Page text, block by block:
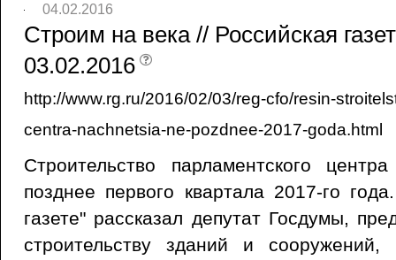
04.02.2016
Строим на века // Российская
03.02.2016
http://www.rg.ru/2016/02/03/reg-cfo/resin-
centra-nachnetsia-ne-pozdnee-2017-goda.html
Строительство парламентского
позднее первого квартала 2017-го
газете" рассказал депутат Госдумы,
строительству зданий и сооружений,